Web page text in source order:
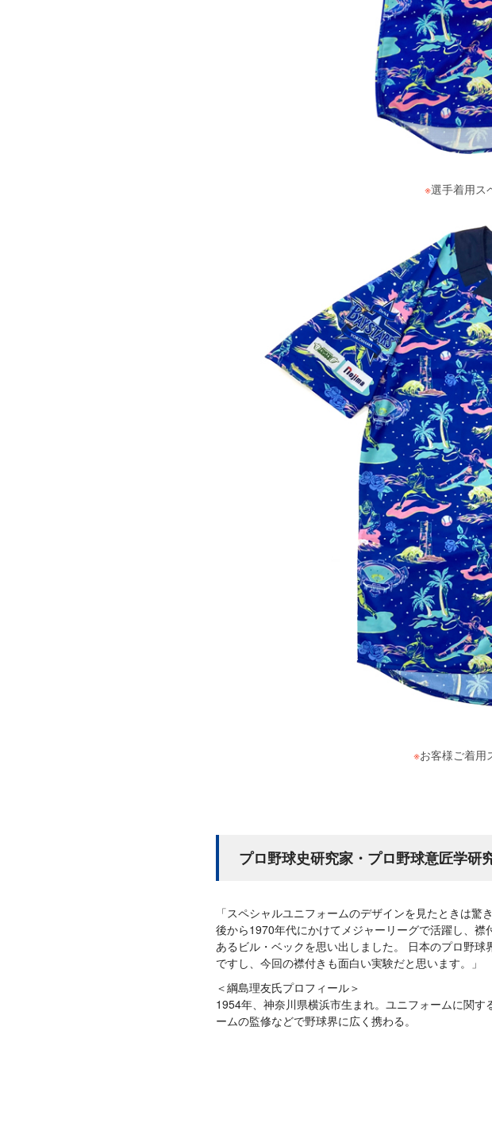
※選手着用ス
※お客様ご着用
プロ野球史研究家・プロ野球意匠学研
「スペシャルユニフォームのデザインを見たときは
後から1970年代にかけてメジャーリーグで活躍し、
あるビル・ベックを思い出しました。 日本のプロ野
ですし、今回の襟付きも面白い実験だと思います。」
＜綱島理友氏プロフィール＞
1954年、神奈川県横浜市生まれ。ユニフォームに関す
ームの監修などで野球界に広く携わる。